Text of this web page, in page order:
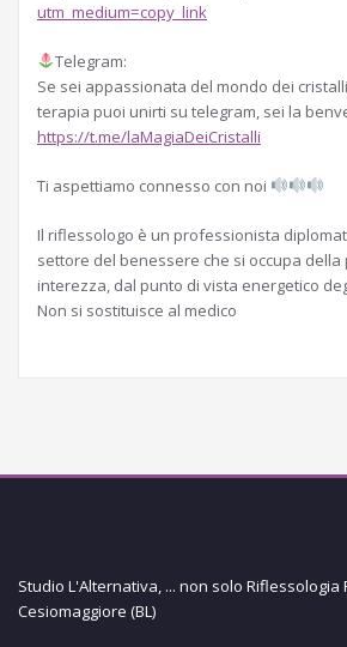
utm_medium=copy_link
Telegram:
Se sei appassionata del mondo dei
terapia puoi unirti su telegram, sei la
https://t.me/laMagiaDeiCristalli
Ti aspettiamo connesso con noi
Il riflessologo è un professionista
settore del benessere che si occupa
interezza, dal punto di vista energetico
Non si sostituisce al medico
Studio L'Alternativa, ... non solo Riflessologia
Cesiomaggiore (BL)